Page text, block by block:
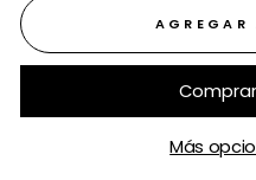
AGREGAR
Más